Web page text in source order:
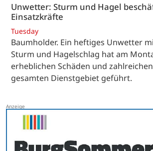
Unwetter: Sturm und Hagel
Einsatzkräfte
Tuesday
Baumholder. Ein heftiges Unwetter
Sturm und Hagelschlag hat am
erheblichen Schäden und
gesamten Dienstgebiet geführt.